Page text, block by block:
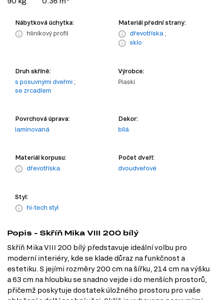
Nábytková úchytka:
hliníkový profil
Materiál přední strany:
dřevotříska ;
sklo
Druh skříně:
s posuvnými dveřmi ;
se zrcadlem
Výrobce:
Piaski
Povrchová úprava:
laminovaná
Dekor:
bílá
Materiál korpusu:
dřevotříska
Počet dveří:
dvoudveřové
Styl:
hi-tech styl
Popis - Skříň Mika VIII 200 bílý
Skříň Mika VIII 200 bílý představuje ideální volbu pro
moderní interiéry, kde se klade důraz na funkčnost a
estetiku. S jejími rozměry 200 cm na šířku, 214 cm na výšku
a 63 cm na hloubku se snadno vejde i do menších prostorů,
přičemž poskytuje dostatek úložného prostoru pro vaše